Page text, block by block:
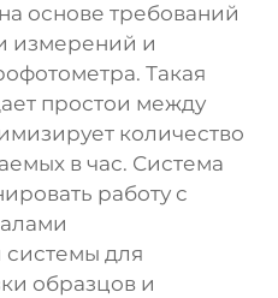
основе требований
измерений и
Такая
простои между
количество
в час. Система
работу с
системы для
образцов и